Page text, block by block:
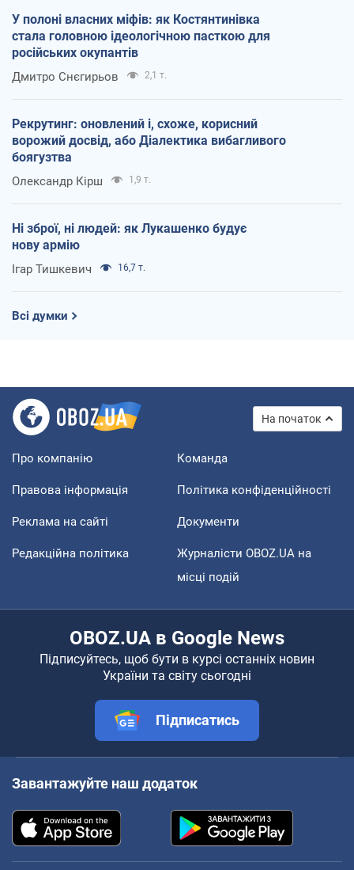
У полоні власних міфів: як Костянтинівка
стала головною ідеологічною пасткою для
російських окупантів
Дмитро Снєгирьов 2,1 т.
Рекрутинг: оновлений і, схоже, корисний
ворожий досвід, або Діалектика вибагливого
боягузтва
Олександр Кірш 1,9 т.
Ні зброї, ні людей: як Лукашенко будує
нову армію
Ігар Тишкевич 16,7 т.
Всі думки
На початок
Про компанію Команда
Правова інформація Політика конфіденційності
Реклама на сайті Документи
Редакційна політика
Журналісти OBOZ.UA на
місці подій
OBOZ.UA в Google News
Підписуйтесь, щоб бути в курсі останніх новин
України та світу сьогодні
Підписатись
Завантажуйте наш додаток